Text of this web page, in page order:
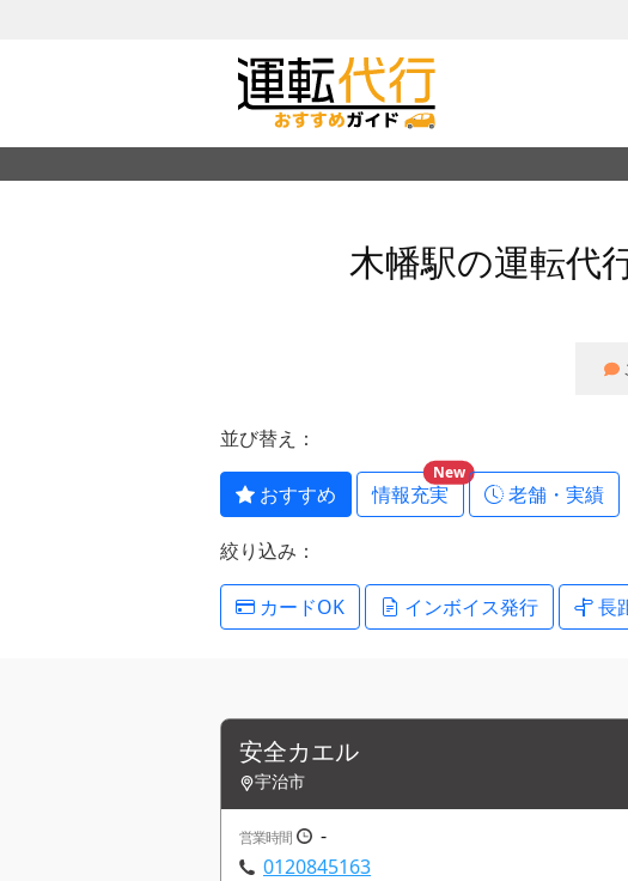
木幡駅の運転代
並び替え：
おすすめ 情報充実
New
老舗・実績
絞り込み：
カードOK インボイス発行 長
安全カエル
宇治市
営業時間
-
0120845163